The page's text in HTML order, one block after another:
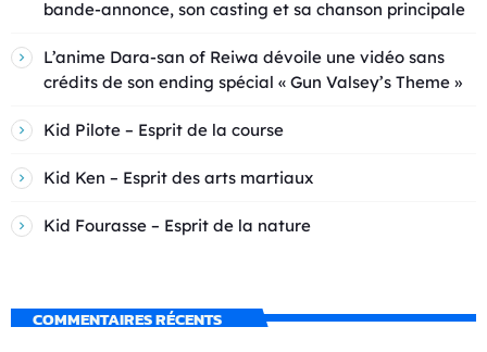
bande-annonce, son casting et sa chanson principale
L’anime Dara-san of Reiwa dévoile une vidéo sans
crédits de son ending spécial « Gun Valsey’s Theme »
Kid Pilote – Esprit de la course
Kid Ken – Esprit des arts martiaux
Kid Fourasse – Esprit de la nature
COMMENTAIRES RÉCENTS